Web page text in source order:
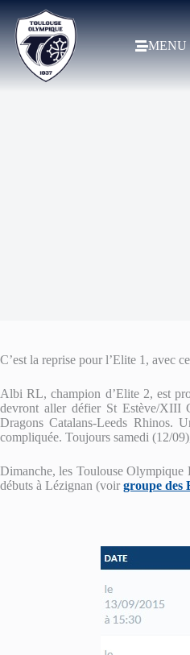
MENU
C’est la reprise pour l’Elite 1, avec
Albi RL, champion d’Elite 2, est
devront aller défier St Estève/XIII
Dragons Catalans-Leeds Rhinos.
compliquée. Toujours samedi (12/
Dimanche, les Toulouse Olympique
débuts à Lézignan (voir groupe des